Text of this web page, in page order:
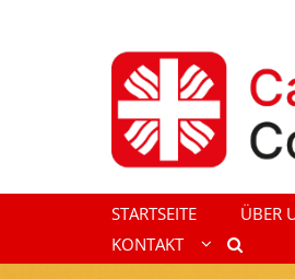
STARTSEITE ÜBER
KONTAKT